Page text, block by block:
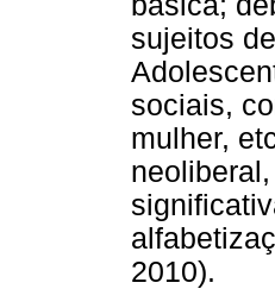
sujeitos
sociais,
mulher,
2010).